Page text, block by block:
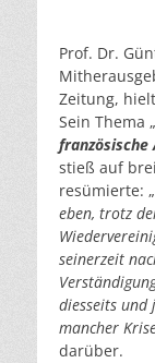
Prof. Dr.
Zeitung,
Sein Thema „
französische
stieß auf
resümierte: „
eben, trotz
seinerzeit
diesseits und
mancher
darüber.